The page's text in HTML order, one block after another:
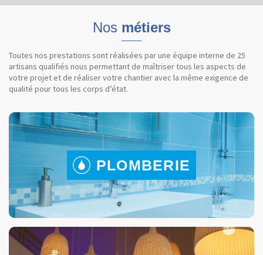
Nos métiers
Toutes nos prestations sont réalisées par une équipe interne de 25
artisans qualifiés nous permettant de maîtriser tous les aspects de
votre projet et de réaliser votre chantier avec la même exigence de
qualité pour tous les corps d’état.
PLOMBERIE